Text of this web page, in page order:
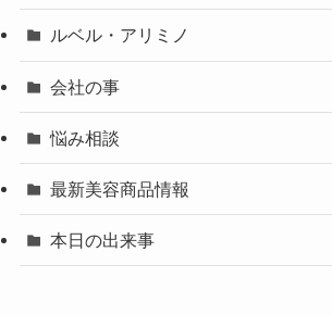
ルベル・アリミノ
会社の事
悩み相談
最新美容商品情報
本日の出来事